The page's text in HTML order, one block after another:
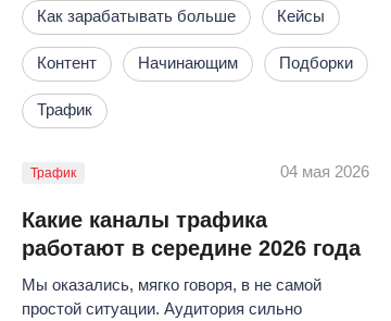
Как зарабатывать больше Кейсы
Контент Начинающим Подборки
Трафик
04 мая 2026
Трафик
Какие каналы трафика
работают в середине 2026 года
Мы оказались, мягко говоря, в не самой
простой ситуации. Аудитория сильно